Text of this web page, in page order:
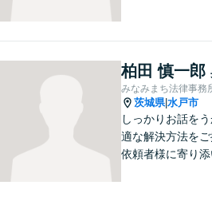
め、日々勉強、
し、解決へと導い
す。お気軽にご相
い。【メール24時
柏田 慎一郎
みなみまち法律事務
茨城県|水戸市
しっかりお話を
適な解決方法を
依頼者様に寄り添